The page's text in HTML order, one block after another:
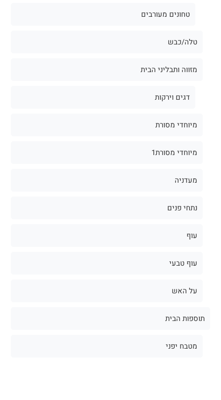
טחונים מעורבים
טלה/כבש
מזווה ותבליני הבית
דגים וירקות
מיוחדי מסורת
מיוחדי מסורת1
מעדניה
נתחי פנים
עוף
עוף טבעי
על האש
תוספות הבית
מטבח יפני